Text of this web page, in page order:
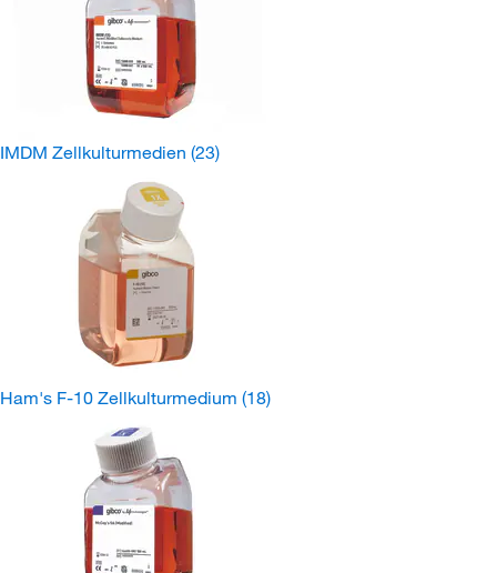
IMDM Zellkulturmedien (23)
Ham's F-10 Zellkulturmedium (18)